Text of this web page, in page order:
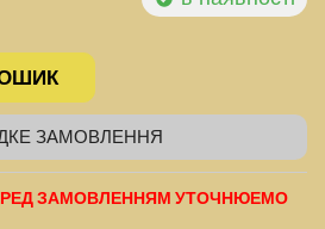
ЗАМОВЛЕННЯ
ЗАМОВЛЕННЯМ УТОЧНЮЕМО